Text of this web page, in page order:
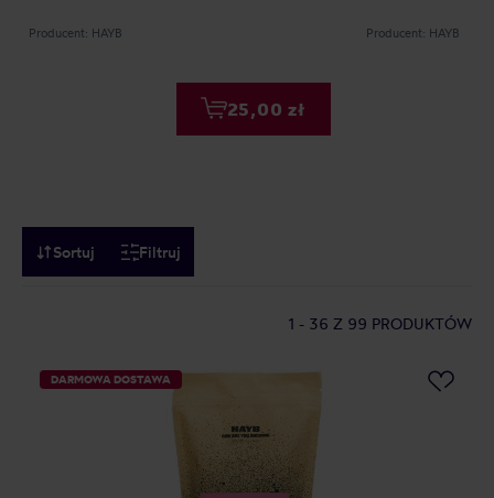
Producent: HAYB
25,00 zł
Producent: HAYB
Sortuj Filtruj
1 - 36 Z 99 PRODUKTÓW
DARMOWA DOSTAWA